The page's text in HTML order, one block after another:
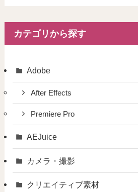
カテゴリから探す
Adobe
After Effects
Premiere Pro
AEJuice
カメラ・撮影
クリエイティブ素材